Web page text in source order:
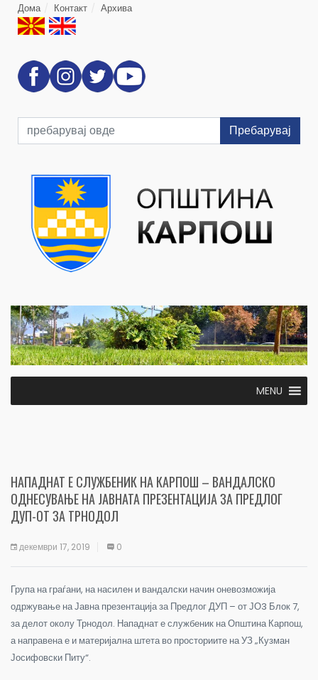
Дома Контакт Архива
Пребарувај
MENU
НАПАДНАТ Е СЛУЖБЕНИК НА КАРПОШ – ВАНДАЛСКО
ОДНЕСУВАЊЕ НА ЈАВНАТА ПРЕЗЕНТАЦИЈА ЗА ПРЕДЛОГ
ДУП-ОТ ЗА ТРНОДОЛ
декември 17, 2019 0
Група на граѓани, на насилен и вандалски начин оневозможија
одржување на Јавна презентација за Предлог ДУП – от ЈО3 Блок 7,
за делот околу Трнодол. Нападнат е службеник на Општина Карпош,
а направена е и материјална штета во просториите на УЗ „Кузман
Јосифовски Питу“.